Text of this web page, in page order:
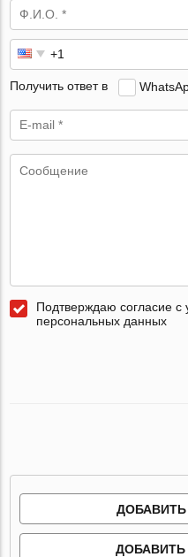
Получить ответ в
Подтверждаю согласие с
персональных данных